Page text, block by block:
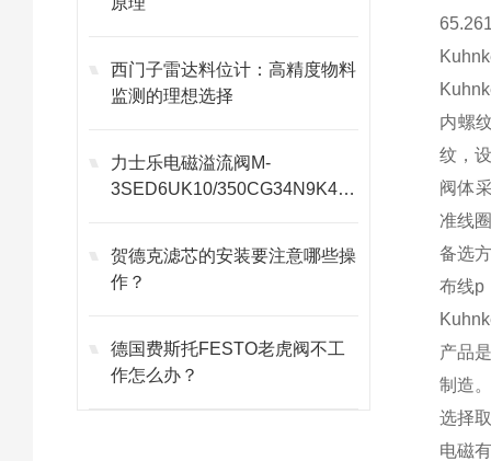
西门子雷达料位计：高精度物料
监测的理想选择
力士乐电磁溢流阀M-
3SED6UK10/350CG34N9K4选
贺德克滤芯的安装要注意哪些操
作？
德国费斯托FESTO老虎阀不工
作怎么办？
内螺
纹，
阀体
准线
备选
布线p
产品
制造
选择
电磁